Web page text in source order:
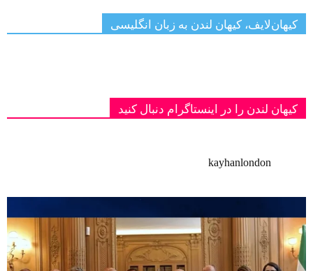
کیهان‌لایف، کیهان لندن به زبان انگلیسی
کیهان لندن را در اینستاگرام دنبال کنید
kayhanlondon